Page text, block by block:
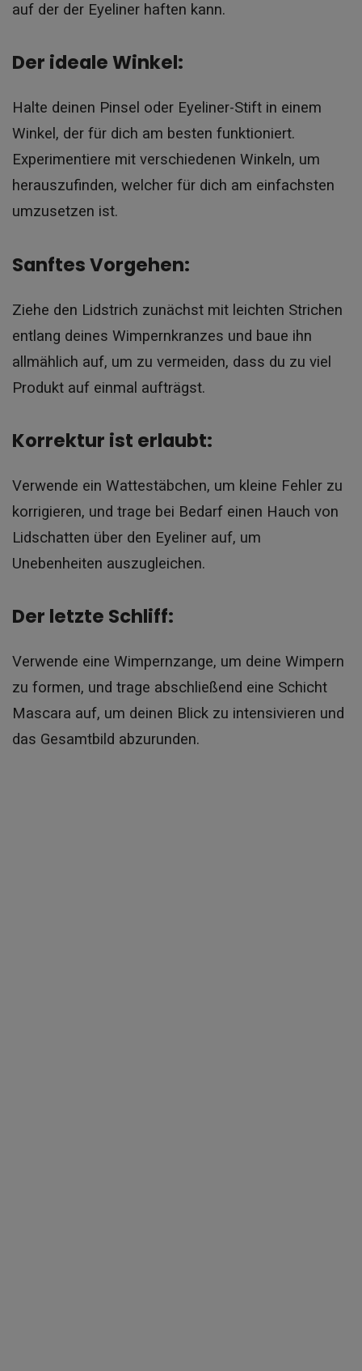
auf der der Eyeliner haften kann.
Der ideale Winkel:
Halte deinen Pinsel oder Eyeliner-Stift in einem
Winkel, der für dich am besten funktioniert.
Experimentiere mit verschiedenen Winkeln, um
herauszufinden, welcher für dich am einfachsten
umzusetzen ist.
Sanftes Vorgehen:
Ziehe den Lidstrich zunächst mit leichten Strichen
entlang deines Wimpernkranzes und baue ihn
allmählich auf, um zu vermeiden, dass du zu viel
Produkt auf einmal aufträgst.
Korrektur ist erlaubt:
Verwende ein Wattestäbchen, um kleine Fehler zu
korrigieren, und trage bei Bedarf einen Hauch von
Lidschatten über den Eyeliner auf, um
Unebenheiten auszugleichen.
Der letzte Schliff:
Verwende eine Wimpernzange, um deine Wimpern
zu formen, und trage abschließend eine Schicht
Mascara auf, um deinen Blick zu intensivieren und
das Gesamtbild abzurunden.